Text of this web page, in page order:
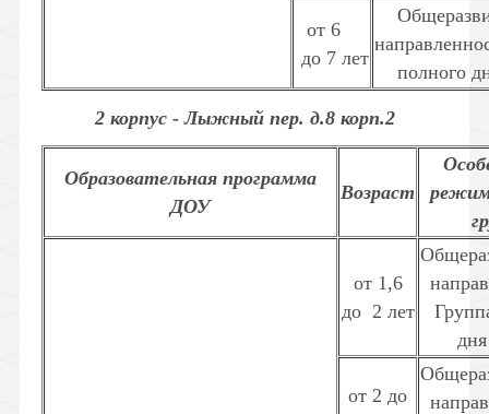
от 6
до 7 лет
полного
2 корпус - Лыжный пер. д.8 корп.2
Образовательная программа
ДОУ
Возраст
от 1,6
до 2 лет
от 2 до